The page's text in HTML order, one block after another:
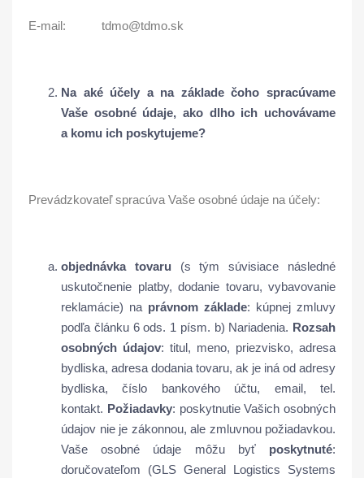
E-mail: tdmo@tdmo.sk
Na aké účely a na základe čoho spracúvame
Vaše osobné údaje, ako dlho ich uchovávame
a komu ich poskytujeme?
Prevádzkovateľ spracúva Vaše osobné údaje na účely:
objednávka tovaru (s tým súvisiace následné
uskutočnenie platby, dodanie tovaru, vybavovanie
reklamácie) na právnom základe: kúpnej zmluvy
podľa článku 6 ods. 1 písm. b) Nariadenia. Rozsah
osobných údajov: titul, meno, priezvisko, adresa
bydliska, adresa dodania tovaru, ak je iná od adresy
bydliska, číslo bankového účtu, email, tel.
kontakt. Požiadavky: poskytnutie Vašich osobných
údajov nie je zákonnou, ale zmluvnou požiadavkou.
Vaše osobné údaje môžu byť poskytnuté:
doručovateľom (GLS General Logistics Systems